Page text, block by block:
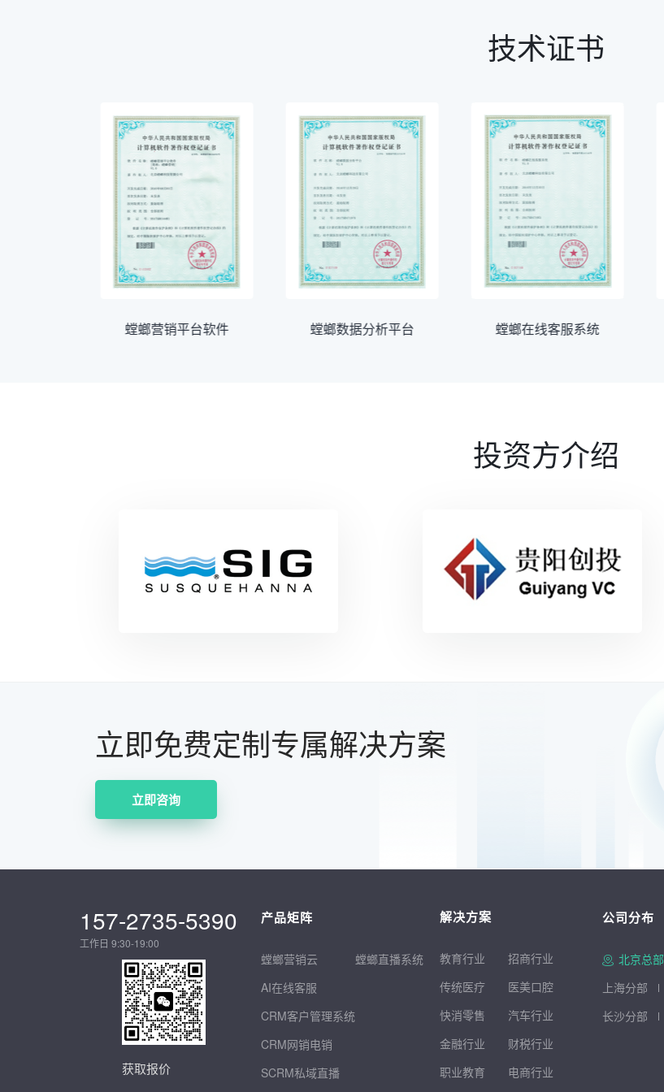
技术证书
螳螂营销平台软件 螳螂数据分析平台 螳螂在线客服系统
投资方介绍
立即免费定制专属解决方案
立即咨询
157-2735-5390
工作日 9:30-19:00
获取报价
产品矩阵
螳螂营销云
AI在线客服
CRM客户管理系统
CRM网销电销
SCRM私域直播
螳螂直播系统
解决方案
教育行业 招商行业
传统医疗
医美口腔
快消零售
汽车行业
金融行业
财税行业
职业教育
电商行业
公司分布
北京总部
上海分部
长沙分部